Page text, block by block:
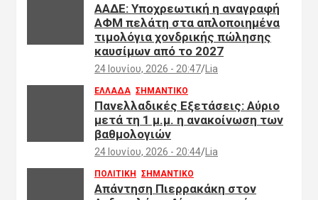
ΑΑΔΕ: Υποχρεωτική η αναγραφή
ΑΦΜ πελάτη στα απλοποιημένα
τιμολόγια χονδρικής πώλησης
καυσίμων από το 2027
24 Ιουνίου, 2026 - 20:47 Lia
ΕΛΛΑΔΑ ΣΗΜΑΝΤΙΚΟ
Πανελλαδικές Εξετάσεις: Αύριο
μετά τη 1 μ.μ. η ανακοίνωση των
βαθμολογιών
24 Ιουνίου, 2026 - 20:44 Lia
ΠΟΛΙΤΙΚΗ ΣΗΜΑΝΤΙΚΟ
Απάντηση Πιερρακάκη στον